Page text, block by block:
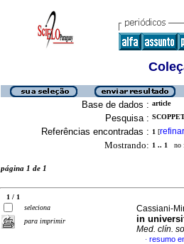
Base de dados : article
Pesquisa :
Referências encontradas : 1 [refinar
Mostrando: 1 .. 1 no
página 1 de 1
1 / 1
seleciona
para imprimir
Cassiani-
in
Med. clín.
· resumo